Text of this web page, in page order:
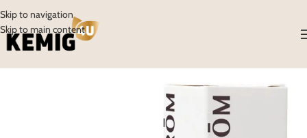
Skip to navigation
Skip to main content